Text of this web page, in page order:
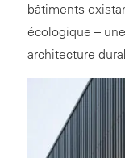
bâtiments
écologique –
architecture